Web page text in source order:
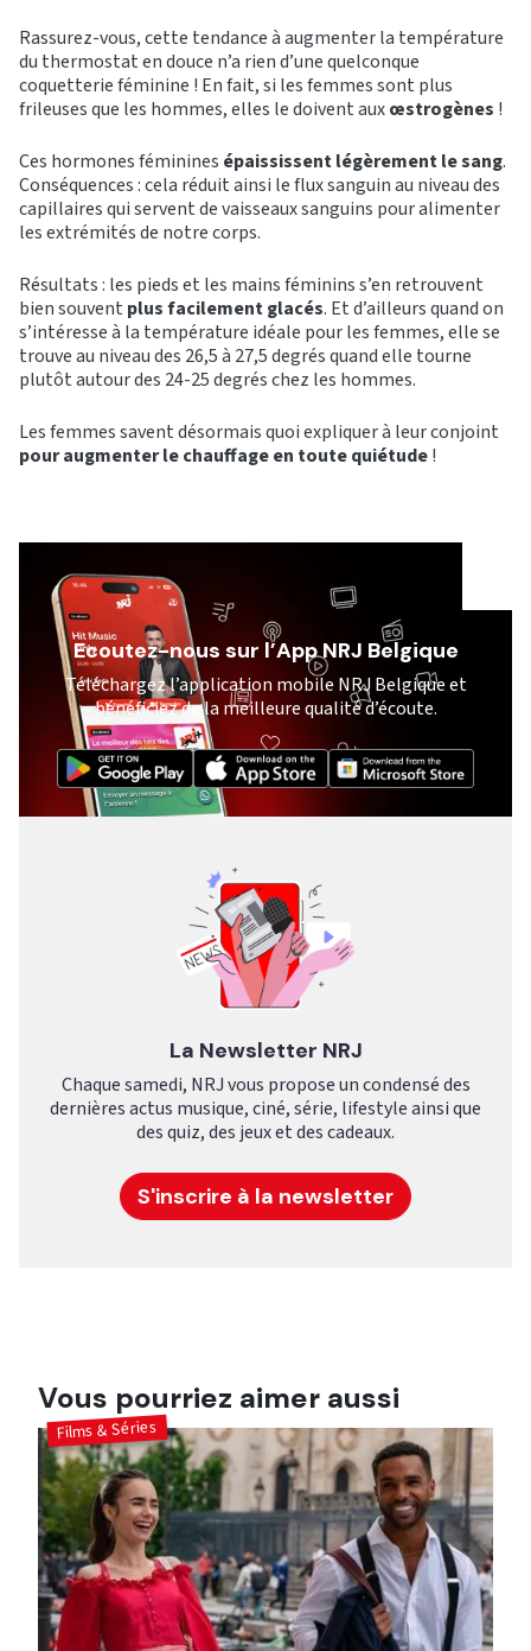
Rassurez-vous, cette tendance à augmenter la température
du thermostat en douce n’a rien d’une quelconque
coquetterie féminine ! En fait, si les femmes sont plus
frileuses que les hommes, elles le doivent auxœstrogènes !
Ces hormones féminines épaississent légèrement le sang.
Conséquences : cela réduit ainsi le flux sanguin au niveau des
capillaires qui servent de vaisseaux sanguins pour alimenter
les extrémités de notre corps.
Résultats : les pieds et les mains féminins s’en retrouvent
bien souvent plus facilement glacés. Et d’ailleurs quand on
s’intéresse à la température idéale pour les femmes, elle se
trouve au niveau des 26,5 à 27,5 degrés quand elle tourne
plutôt autour des 24-25 degrés chez les hommes.
Les femmes savent désormais quoi expliquer à leur conjoint
pour augmenter le chauffage en toute quiétude!
Ecoutez-nous sur l’App NRJ Belgique
Téléchargez l’application mobile NRJ Belgique et
bénéficiez de la meilleure qualité d’écoute.
La Newsletter NRJ
Chaque samedi, NRJ vous propose un condensé des
dernières actus musique, ciné, série, lifestyle ainsi que
des quiz, des jeux et des cadeaux.
S'inscrire à la newsletter
Vous pourriez aimer aussi
Films & Séries